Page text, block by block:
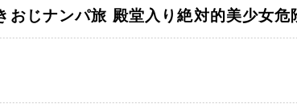
おじナンパ旅 殿堂入り絶対的美少女危